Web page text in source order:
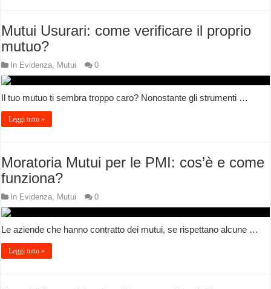
Mutui Usurari: come verificare il proprio
mutuo?
In Evidenza, Mutui 0
Il tuo mutuo ti sembra troppo caro? Nonostante gli strumenti …
Leggi tutto »
Moratoria Mutui per le PMI: cos’è e come
funziona?
In Evidenza, Mutui 0
Le aziende che hanno contratto dei mutui, se rispettano alcune …
Leggi tutto »